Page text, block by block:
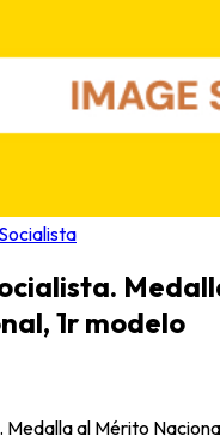
1r modelo
Medalla al Mérito